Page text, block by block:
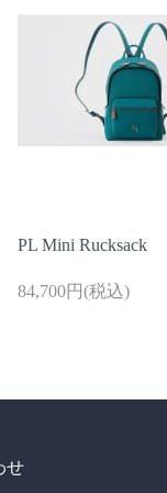
PL Mini Rucksack
84,700円(税込)
せ